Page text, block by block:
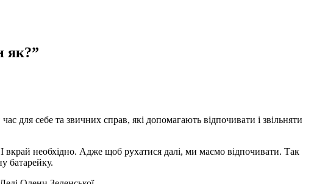
як?”
для себе та звичних справ, які допомагають відпочивати і звільняти
необхідно. Адже щоб рухатися далі, ми маємо відпочивати. Так
батарейку.